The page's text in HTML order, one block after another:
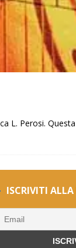
L. Perosi.
ISCRIVITI ALLA